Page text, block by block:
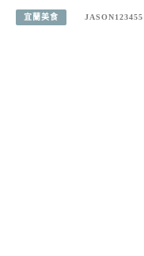
宜蘭美食 JASON123455